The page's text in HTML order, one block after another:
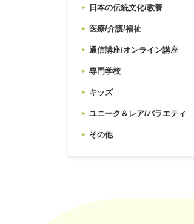
日本の伝統文化/教養
医療/介護/福祉
通信講座/オンライン講座
専門学校
キッズ
ユニーク＆レア/バラエティ
その他